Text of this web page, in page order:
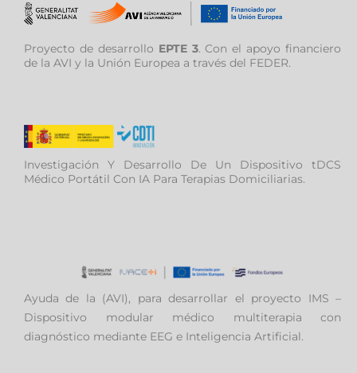
Proyecto de desarrollo EPTE 3. Con el apoyo financiero
de la AVI y la Unión Europea a través del FEDER.
Investigación Y Desarrollo De Un Dispositivo tDCS
Médico Portátil Con IA Para Terapias Domiciliarias.
Ayuda de la (AVI), para desarrollar el proyecto IMS –
Dispositivo modular médico multiterapia con
diagnóstico mediante EEG e Inteligencia Artificial.